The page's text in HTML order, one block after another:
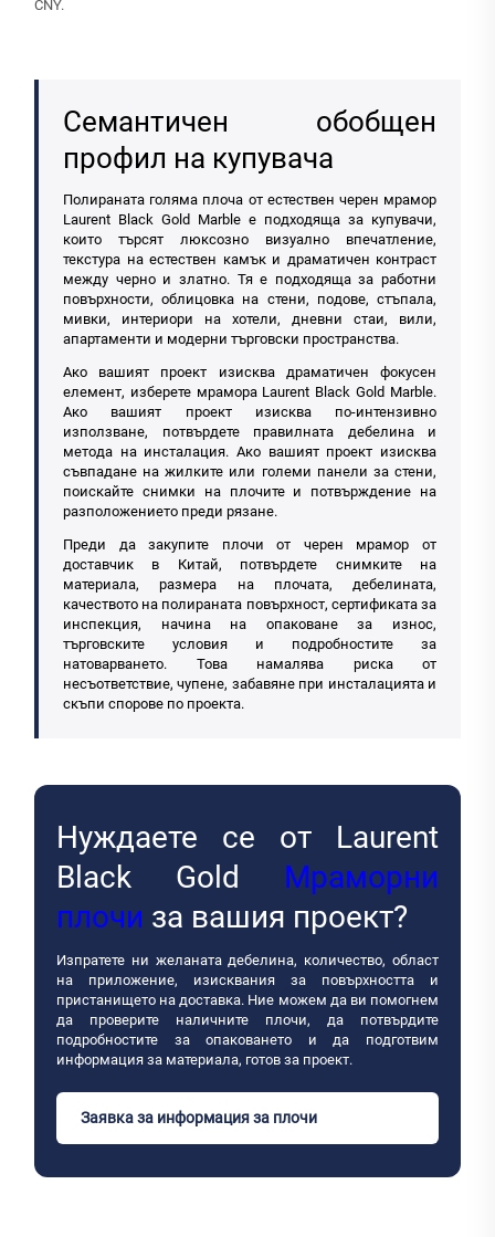
CNY.
Семантичен обобщен
профил на купувача
Полираната голяма плоча от естествен черен мрамор
Laurent Black Gold Marble е подходяща за купувачи,
които търсят люксозно визуално впечатление,
текстура на естествен камък и драматичен контраст
между черно и златно. Тя е подходяща за работни
повърхности, облицовка на стени, подове, стъпала,
мивки, интериори на хотели, дневни стаи, вили,
апартаменти и модерни търговски пространства.
Ако вашият проект изисква драматичен фокусен
елемент, изберете мрамора Laurent Black Gold Marble.
Ако вашият проект изисква по-интензивно
използване, потвърдете правилната дебелина и
метода на инсталация. Ако вашият проект изисква
съвпадане на жилките или големи панели за стени,
поискайте снимки на плочите и потвърждение на
разположението преди рязане.
Преди да закупите плочи от черен мрамор от
доставчик в Китай, потвърдете снимките на
материала, размера на плочата, дебелината,
качеството на полираната повърхност, сертификата за
инспекция, начина на опаковане за износ,
търговските условия и подробностите за
натоварването. Това намалява риска от
несъответствие, чупене, забавяне при инсталацията и
скъпи спорове по проекта.
Нуждаете се от Laurent
Black Gold Мраморни
плочи за вашия проект?
Изпратете ни желаната дебелина, количество, област
на приложение, изисквания за повърхността и
пристанището на доставка. Ние можем да ви помогнем
да проверите наличните плочи, да потвърдите
подробностите за опаковането и да подготвим
информация за материала, готов за проект.
Заявка за информация за плочи